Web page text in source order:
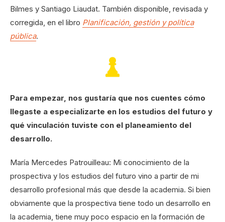
Bilmes y Santiago Liaudat. También disponible, revisada y
corregida, en el libro Planificación, gestión y política
pública.
Para empezar, nos gustaría que nos cuentes cómo
llegaste a especializarte en los estudios del futuro y
qué vinculación tuviste con el planeamiento del
desarrollo.
María Mercedes Patrouilleau: Mi conocimiento de la
prospectiva y los estudios del futuro vino a partir de mi
desarrollo profesional más que desde la academia. Si bien
obviamente que la prospectiva tiene todo un desarrollo en
la academia, tiene muy poco espacio en la formación de